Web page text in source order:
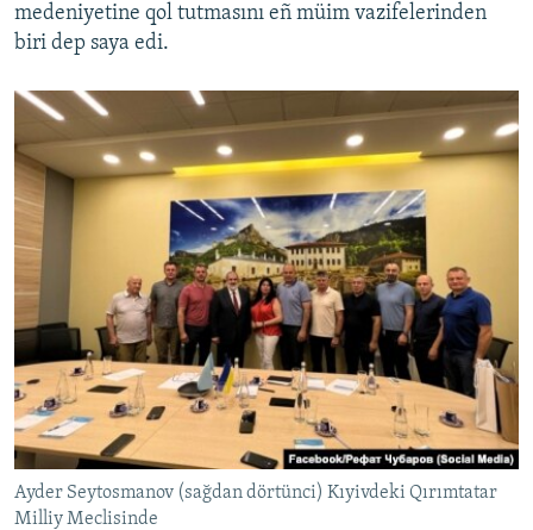
medeniyetine qol tutmasını eñ müim vazifelerinden
biri dep saya edi.
Ayder Seytosmanov (sağdan dörtünci) Kıyivdeki Qırımtatar
Milliy Meclisinde